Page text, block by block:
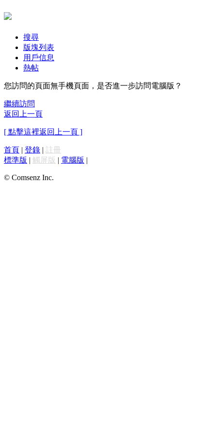
搜尋
版塊列表
用戶信息
熱帖
您訪問的頁面無手機頁面，是否進一步訪問電腦版？
繼續訪問
返回上一頁
[ 點擊這裡返回上一頁 ]
首頁 | 登錄 | 註冊
標準版 | 觸屏版 | 電腦版 |
© Comsenz Inc.